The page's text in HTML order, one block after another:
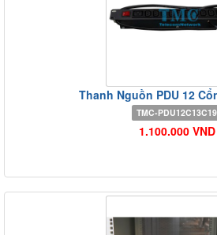
Thanh Nguồn PDU 12
TMC-PDU12C13C19
1.100.000 VND